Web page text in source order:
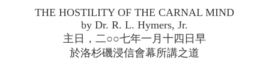
THE HOSTILITY OF THE CARNAL MIND
by Dr. R. L. Hymers, Jr.
主日，二○○七年一月十四日早
於洛杉磯浸信會幕所講之道